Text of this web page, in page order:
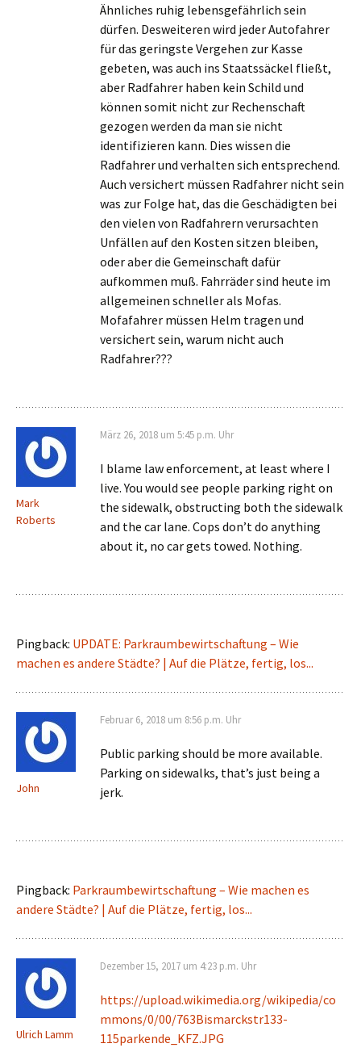
Ähnliches ruhig lebensgefährlich sein
dürfen. Desweiteren wird jeder Autofahrer
für das geringste Vergehen zur Kasse
gebeten, was auch ins Staatssäckel fließt,
aber Radfahrer haben kein Schild und
können somit nicht zur Rechenschaft
gezogen werden da man sie nicht
identifizieren kann. Dies wissen die
Radfahrer und verhalten sich entsprechend.
Auch versichert müssen Radfahrer nicht sein
was zur Folge hat, das die Geschädigten bei
den vielen von Radfahrern verursachten
Unfällen auf den Kosten sitzen bleiben,
oder aber die Gemeinschaft dafür
aufkommen muß. Fahrräder sind heute im
allgemeinen schneller als Mofas.
Mofafahrer müssen Helm tragen und
versichert sein, warum nicht auch
Radfahrer???
Mark
Roberts
März 26, 2018 um 5:45 p.m. Uhr
I blame law enforcement, at least where I
live. You would see people parking right on
the sidewalk, obstructing both the sidewalk
and the car lane. Cops don’t do anything
about it, no car gets towed. Nothing.
Pingback: UPDATE: Parkraumbewirtschaftung – Wie
machen es andere Städte? | Auf die Plätze, fertig, los...
John
Februar 6, 2018 um 8:56 p.m. Uhr
Public parking should be more available.
Parking on sidewalks, that’s just being a
jerk.
Pingback: Parkraumbewirtschaftung – Wie machen es
andere Städte? | Auf die Plätze, fertig, los...
Ulrich Lamm
Dezember 15, 2017 um 4:23 p.m. Uhr
https://upload.wikimedia.org/wikipedia/co
mmons/0/00/763Bismarckstr133-
115parkende_KFZ.JPG